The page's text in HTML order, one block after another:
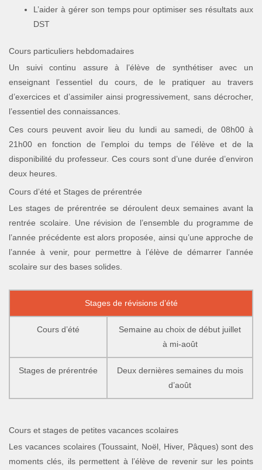
L’aider à gérer son temps pour optimiser ses résultats aux
DST
Cours particuliers hebdomadaires
Un suivi continu assure à l’élève de synthétiser avec un
enseignant l’essentiel du cours, de le pratiquer au travers
d’exercices et d’assimiler ainsi progressivement, sans décrocher,
l’essentiel des connaissances.
Ces cours peuvent avoir lieu du lundi au samedi, de 08h00 à
21h00 en fonction de l’emploi du temps de l’élève et de la
disponibilité du professeur. Ces cours sont d’une durée d’environ
deux heures.
Cours d’été et Stages de prérentrée
Les stages de prérentrée se déroulent deux semaines avant la
rentrée scolaire. Une révision de l’ensemble du programme de
l’année précédente est alors proposée, ainsi qu’une approche de
l’année à venir, pour permettre à l’élève de démarrer l’année
scolaire sur des bases solides.
Stages de révisions d’été
Cours d’été
Semaine au choix de début juillet
à mi-août
Stages de prérentrée
Deux dernières semaines du mois
d’août
Cours et stages de petites vacances scolaires
Les vacances scolaires (Toussaint, Noël, Hiver, Pâques) sont des
moments clés, ils permettent à l’élève de revenir sur les points